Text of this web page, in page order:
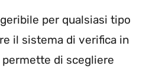
per qualsiasi tipo
il sistema di verifica in
di scegliere